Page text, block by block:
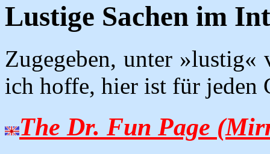
Lustige Sachen im
Zugegeben, unter »lustig«
ich hoffe, hier ist für jeden
The Dr. Fun Page